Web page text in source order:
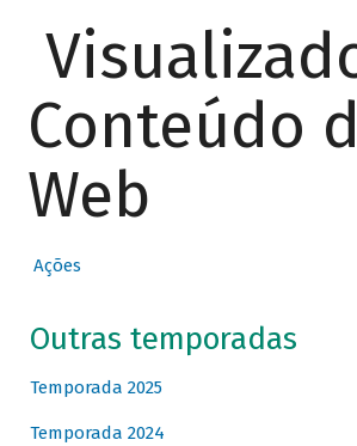
Conteúdo
Web
Ações
Outras temporadas
Temporada 2025
Temporada 2024